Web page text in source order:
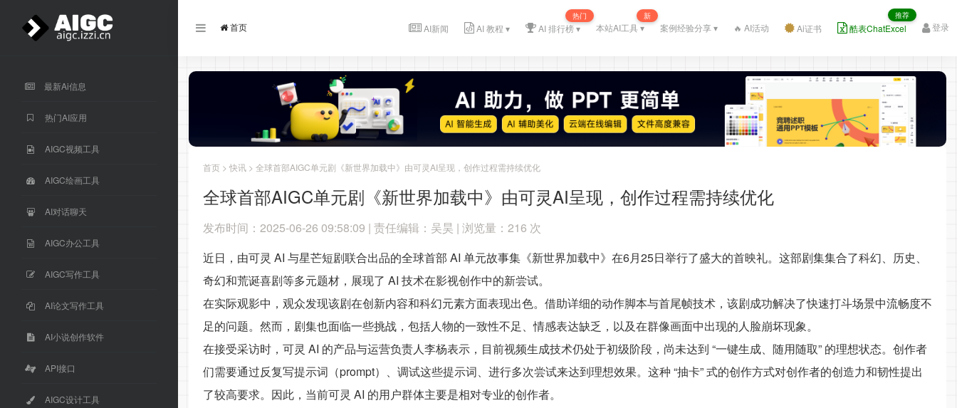
最新Ai信息
热门AI应用
AIGC视频工具
AIGC绘画工具
AI对话聊天
AIGC办公工具
AIGC写作工具
AI论文写作工具
AI小说创作软件
API接口
AIGC设计工具
首页 AI新闻 AI 教程 ▾ AI 排行榜 ▾
热门
本站AI工具 ▾
新
案例经验分享 ▾ 🔥 AI活动 Ai证书 酷表ChatExcel
推荐
登录
首页 > 快讯 > 全球首部AIGC单元剧《新世界加载中》由可灵AI呈现，创作过程需持续优化
全球首部AIGC单元剧《新世界加载中》由可灵AI呈现，创作过程需持续优化
发布时间：2025-06-26 09:58:09 | 责任编辑：吴昊 | 浏览量：216 次
近日，由可灵 AI 与星芒短剧联合出品的全球首部 AI 单元故事集《新世界加载中》在6月25日举行了盛大的首映礼。这部剧集集合了科幻、历史、
奇幻和荒诞喜剧等多元题材，展现了 AI 技术在影视创作中的新尝试。
在实际观影中，观众发现该剧在创新内容和科幻元素方面表现出色。借助详细的动作脚本与首尾帧技术，该剧成功解决了快速打斗场景中流畅度不
足的问题。然而，剧集也面临一些挑战，包括人物的一致性不足、情感表达缺乏，以及在群像画面中出现的人脸崩坏现象。
在接受采访时，可灵 AI 的产品与运营负责人李杨表示，目前视频生成技术仍处于初级阶段，尚未达到 “一键生成、随用随取” 的理想状态。创作者
们需要通过反复写提示词（prompt）、调试这些提示词、进行多次尝试来达到理想效果。这种 “抽卡” 式的创作方式对创作者的创造力和韧性提出
了较高要求。因此，当前可灵 AI 的用户群体主要是相对专业的创作者。